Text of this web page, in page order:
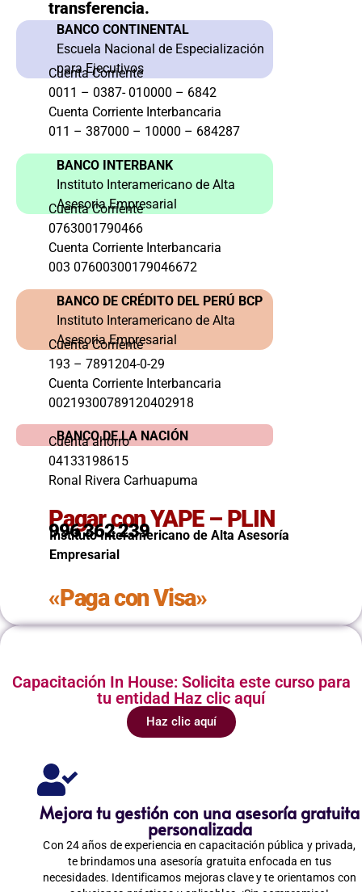
transferencia.
BANCO CONTINENTAL
Escuela Nacional de Especialización
para Ejecutivos
Cuenta Corriente
0011 – 0387- 010000 – 6842
Cuenta Corriente Interbancaria
011 – 387000 – 10000 – 684287
BANCO INTERBANK
Instituto Interamericano de Alta
Asesoria Empresarial
Cuenta Corriente
0763001790466
Cuenta Corriente Interbancaria
003 07600300179046672
BANCO DE CRÉDITO DEL PERÚ BCP
Instituto Interamericano de Alta
Asesoria Empresarial
Cuenta Corriente
193 – 7891204-0-29
Cuenta Corriente Interbancaria
00219300789120402918
BANCO DE LA NACIÓN
Cuenta ahorro
04133198615
Ronal Rivera Carhuapuma
Pagar con YAPE – PLIN
996 362 239
Instituto Interamericano de Alta Asesoría
Empresarial
«Paga con Visa»
Capacitación In House: Solicita este curso para
tu entidad Haz clic aquí
Haz clic aquí
Mejora tu gestión con una asesoría gratuita
personalizada
Con 24 años de experiencia en capacitación pública y privada,
te brindamos una asesoría gratuita enfocada en tus
necesidades. Identificamos mejoras clave y te orientamos con